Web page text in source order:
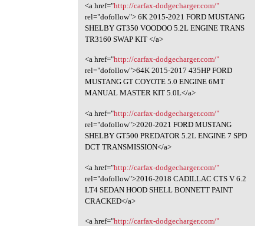
<a href="http://carfax-dodgecharger.com/"
rel="dofollow"> 6K 2015-2021 FORD MUSTANG
SHELBY GT350 VOODOO 5.2L ENGINE TRANS
TR3160 SWAP KIT </a>
<a href="http://carfax-dodgecharger.com/"
rel="dofollow">64K 2015-2017 435HP FORD
MUSTANG GT COYOTE 5.0 ENGINE 6MT
MANUAL MASTER KIT 5.0L</a>
<a href="http://carfax-dodgecharger.com/"
rel="dofollow">2020-2021 FORD MUSTANG
SHELBY GT500 PREDATOR 5.2L ENGINE 7 SPD
DCT TRANSMISSION</a>
<a href="http://carfax-dodgecharger.com/"
rel="dofollow">2016-2018 CADILLAC CTS V 6.2
LT4 SEDAN HOOD SHELL BONNETT PAINT
CRACKED</a>
<a href="http://carfax-dodgecharger.com/"